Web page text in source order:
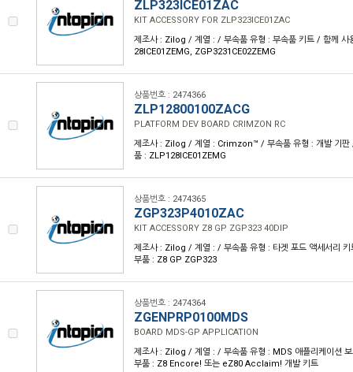
ZLP323ICE01ZAC
KIT ACCESSORY FOR ZLP323ICE01ZAC
제조사 : Zilog / 계열 : / 부속품 유형 : 부속품 키트 / 함께 사
28ICE01ZEMG, ZGP3231CE02ZEMG
상품번호 : 2474366
ZLP12800100ZACG
PLATFORM DEV BOARD CRIMZON RC
제조사 : Zilog / 계열 : Crimzon™ / 부속품 유형 : 개발 기판
품 : ZLP128ICE01ZEMG
상품번호 : 2474365
ZGP323P4010ZAC
KIT ACCESSORY Z8 GP ZGP323 40DIP
제조사 : Zilog / 계열 : / 부속품 유형 : 타겟 포드 액세서리
부품 : Z8 GP ZGP323
상품번호 : 2474364
ZGENPRP0100MDS
BOARD MDS-GP APPLICATION
제조사 : Zilog / 계열 : / 부속품 유형 : MDS 애플리케이션
부품 : Z8 Encore! 또는 eZ80 Acclaim! 개발 키트